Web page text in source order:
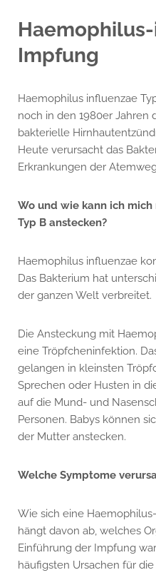
Impfung
Haemophilus influenzae
noch in den 1980er Jahren
bakterielle
Heute verursacht das
Erkrankungen der
Wo und wie kann ich
Typ B anstecken?
Haemophilus influenzae
Das Bakterium hat
der ganzen Welt verbreitet.
Die Ansteckung mit
eine Tröpfcheninfektion.
gelangen in kleinsten
Sprechen oder Husten in
auf die Mund- und
Personen. Babys können
der Mutter anstecken.
Welche Symptome
Wie sich eine
hängt davon ab, welches
Einführung der Impfung
häufigsten Ursachen für